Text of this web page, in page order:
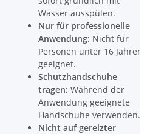
Wasser ausspülen.
Nur für professionelle
Anwendung: Nicht für
Personen unter 16 Jahren
geeignet.
Schutzhandschuhe
tragen: Während der
Anwendung geeignete
Handschuhe verwenden.
Nicht auf gereizter